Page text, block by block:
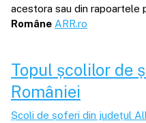
acestora sau din rapoartele
Române ARR.ro
Topul școlilor de
României
Școli de șoferi din județul